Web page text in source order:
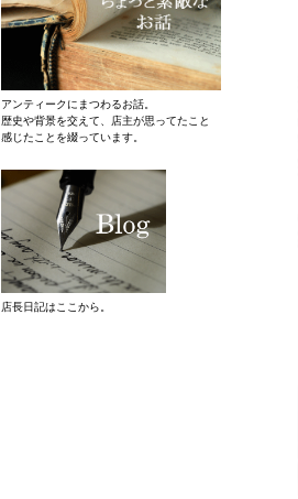
アンティークにまつわるお話。
歴史や背景を交えて、店主が思ってたこと
感じたことを綴っています。
店長日記はここから。